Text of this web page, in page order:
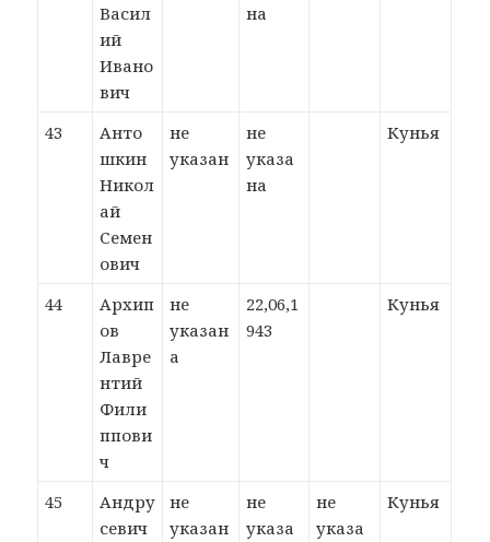
Васил
ий
Ивано
вич
на
43
Анто
шкин
Никол
ай
Семен
ович
не
указан
не
указа
на
Кунья
44
Архип
ов
Лавре
нтий
Фили
ппови
ч
не
указан
а
22,06,1
943
Кунья
45
Андру
севич
не
указан
не
указа
не
указа
Кунья